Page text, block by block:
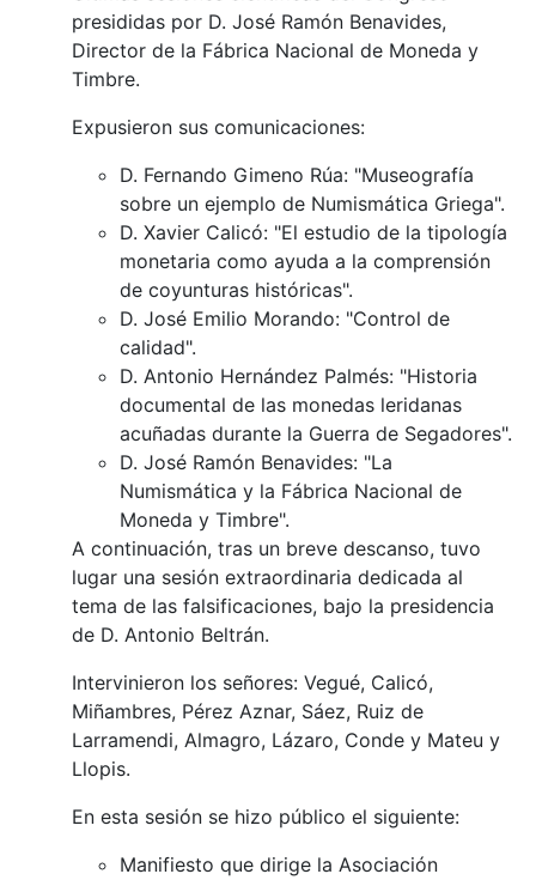
presididas por D. José Ramón Benavides,
Director de la Fábrica Nacional de Moneda y
Timbre.
Expusieron sus comunicaciones:
D. Fernando Gimeno Rúa: "Museografía
sobre un ejemplo de Numismática Griega".
D. Xavier Calicó: "El estudio de la tipología
monetaria como ayuda a la comprensión
de coyunturas históricas".
D. José Emilio Morando: "Control de
calidad".
D. Antonio Hernández Palmés: "Historia
documental de las monedas leridanas
acuñadas durante la Guerra de Segadores".
D. José Ramón Benavides: "La
Numismática y la Fábrica Nacional de
Moneda y Timbre".
A continuación, tras un breve descanso, tuvo
lugar una sesión extraordinaria dedicada al
tema de las falsificaciones, bajo la presidencia
de D. Antonio Beltrán.
Intervinieron los señores: Vegué, Calicó,
Miñambres, Pérez Aznar, Sáez, Ruiz de
Larramendi, Almagro, Lázaro, Conde y Mateu y
Llopis.
En esta sesión se hizo público el siguiente:
Manifiesto que dirige la Asociación